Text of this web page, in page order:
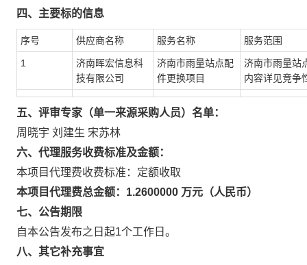
四、主要标的信息
序号 供应商名称 服务名称 服务范围
1
济南晖宏信息科
技有限公司
济南市雨量站点配
件更换项目
济南市雨量站
内容详见竞争
五、评审专家（单一来源采购人员）名单：
周晓宇 刘建生 宋苏林
六、代理服务收费标准及金额：
本项目代理费收费标准：定额收取
本项目代理费总金额：1.2600000 万元（人民币）
七、公告期限
自本公告发布之日起1个工作日。
八、其它补充事宜